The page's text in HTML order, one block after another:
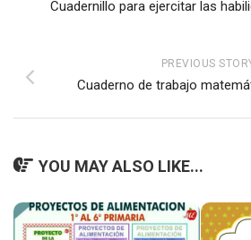
Cuadernillo para ejercitar las
PREVIOUS
Cuaderno de trabajo
YOU MAY ALSO LIKE...